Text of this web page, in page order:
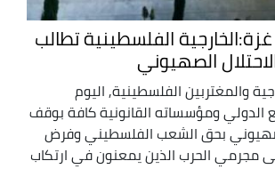
الفلسطينية تطالب
الصهيوني
والمغتربين الفلسطينية, اليوم
ومؤسساته القانونية كافة بوقف
بحق الشعب الفلسطيني وفرض
مجرمي الحرب الذين يمعنون في ارتكاب